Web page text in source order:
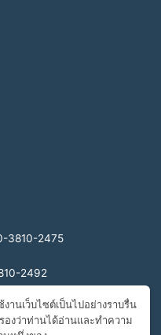
3810-2475
2492
0-3810-2465
านเว็บไซต์เป็นไปอย่างราบรื่น
งว่าท่านได้อ่านและทำความ